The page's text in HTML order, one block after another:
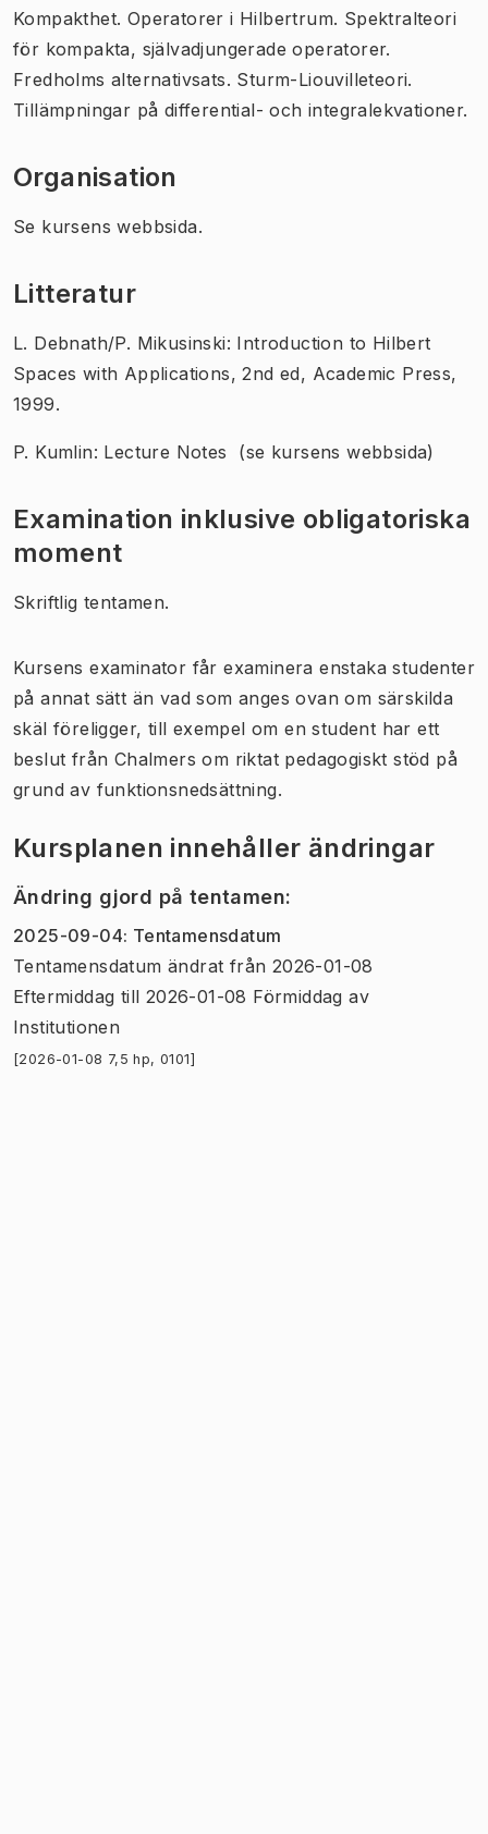
Kompakthet. Operatorer i Hilbertrum. Spektralteori
för kompakta, självadjungerade operatorer.
Fredholms alternativsats. Sturm-Liouvilleteori.
Tillämpningar på differential- och integralekvationer.
Organisation
Se kursens webbsida.
Litteratur
L. Debnath/P. Mikusinski: Introduction to Hilbert
Spaces with Applications, 2nd ed, Academic Press,
1999.
P. Kumlin: Lecture Notes (se kursens webbsida)
Examination inklusive obligatoriska
moment
Skriftlig tentamen.
Kursens examinator får examinera enstaka studenter
på annat sätt än vad som anges ovan om särskilda
skäl föreligger, till exempel om en student har ett
beslut från Chalmers om riktat pedagogiskt stöd på
grund av funktionsnedsättning.
Kursplanen innehåller ändringar
Ändring gjord på tentamen:
2025-09-04: Tentamensdatum
Tentamensdatum ändrat från 2026-01-08
Eftermiddag till 2026-01-08 Förmiddag av
Institutionen
[2026-01-08 7,5 hp, 0101]